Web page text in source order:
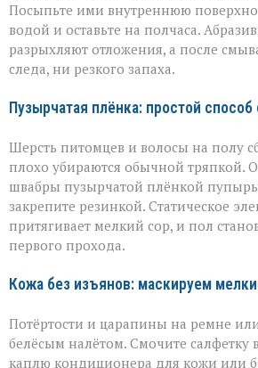
Посыпьте ими внутреннюю
водой и оставьте на полчаса.
разрыхляют отложения, а после
следа, ни резкого запаха.
Пузырчатая плёнка: простой
Шерсть питомцев и волосы на полу
плохо убираются обычной тряпкой.
швабры пузырчатой плёнкой
закрепите резинкой. Статическое
притягивает мелкий сор, и пол
первого прохода.
Кожа без изъянов: маскируем
Потёртости и царапины на ремне
белёсым налётом. Смочите салфетку
каплю кондиционера для кожи или